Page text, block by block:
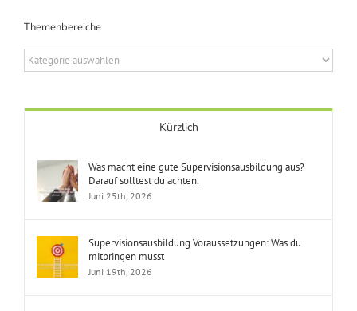
Themenbereiche
Themenbereiche
Kürzlich
Was macht eine gute Supervisionsausbildung aus?
Darauf solltest du achten.
Juni 25th, 2026
Supervisionsausbildung Voraussetzungen: Was du
mitbringen musst
Juni 19th, 2026